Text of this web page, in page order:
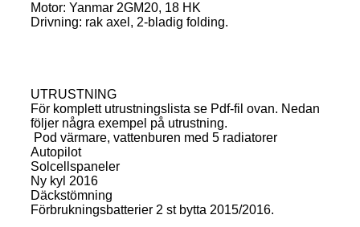
Motor: Yanmar 2GM20, 18 HK
Drivning: rak axel, 2-bladig folding.
UTRUSTNING
För komplett utrustningslista se Pdf-fil ovan. Nedan
följer några exempel på utrustning.
Pod värmare, vattenburen med 5 radiatorer
Autopilot
Solcellspaneler
Ny kyl 2016
Däckstömning
Förbrukningsbatterier 2 st bytta 2015/2016.